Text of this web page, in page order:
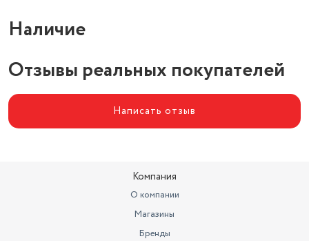
Наличие
Отзывы реальных покупателей
Написать отзыв
Компания
О компании
Магазины
Бренды